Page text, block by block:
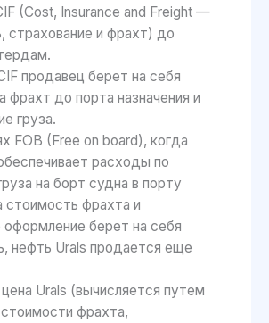
(Cost, Insurance and Freight —
страхование и фрахт) до
продавец берет на себя
фрахт до порта назначения и
груза.
FOB (Free on board), когда
расходы по
на борт судна в порту
стоимость фрахта и
берет на себя
нефть Urals продается еще
Urals (вычисляется путем
фрахта,